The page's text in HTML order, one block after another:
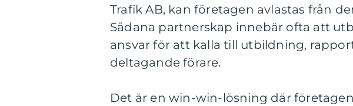
Trafik AB, kan företagen avlastas från
Sådana partnerskap innebär ofta att
ansvar för att kalla till utbildning,
deltagande förare.
Det är en win-win-lösning där